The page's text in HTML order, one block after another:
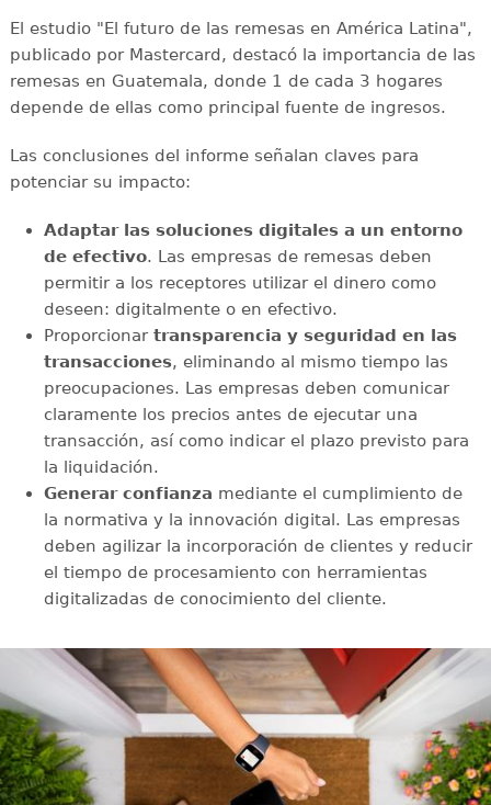
El estudio "El futuro de las remesas en América Latina",
publicado por Mastercard, destacó la importancia de las
remesas en Guatemala, donde 1 de cada 3 hogares
depende de ellas como principal fuente de ingresos.
Las conclusiones del informe señalan claves para
potenciar su impacto:
Adaptar las soluciones digitales a un entorno
de efectivo. Las empresas de remesas deben
permitir a los receptores utilizar el dinero como
deseen: digitalmente o en efectivo.
Proporcionar transparencia y seguridad en las
transacciones, eliminando al mismo tiempo las
preocupaciones. Las empresas deben comunicar
claramente los precios antes de ejecutar una
transacción, así como indicar el plazo previsto para
la liquidación.
Generar confianza mediante el cumplimiento de
la normativa y la innovación digital. Las empresas
deben agilizar la incorporación de clientes y reducir
el tiempo de procesamiento con herramientas
digitalizadas de conocimiento del cliente.